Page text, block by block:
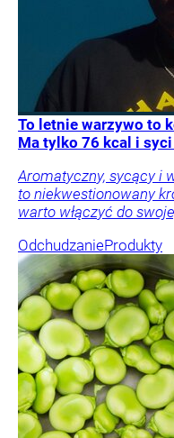
To letnie warzywo to
Ma tylko 76 kcal i syci
Aromatyczny, sycący i
to niekwestionowany
warto włączyć do
OdchudzanieProdukty